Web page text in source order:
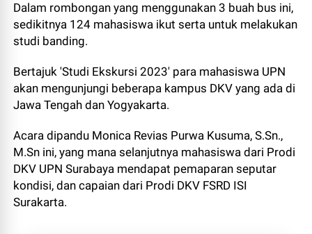
Dalam rombongan yang menggunakan 3 buah bus ini,
sedikitnya 124 mahasiswa ikut serta untuk melakukan
studi banding.
Bertajuk 'Studi Ekskursi 2023' para mahasiswa UPN
akan mengunjungi beberapa kampus DKV yang ada di
Jawa Tengah dan Yogyakarta.
Acara dipandu Monica Revias Purwa Kusuma, S.Sn.,
M.Sn ini, yang mana selanjutnya mahasiswa dari Prodi
DKV UPN Surabaya mendapat pemaparan seputar
kondisi, dan capaian dari Prodi DKV FSRD ISI
Surakarta.